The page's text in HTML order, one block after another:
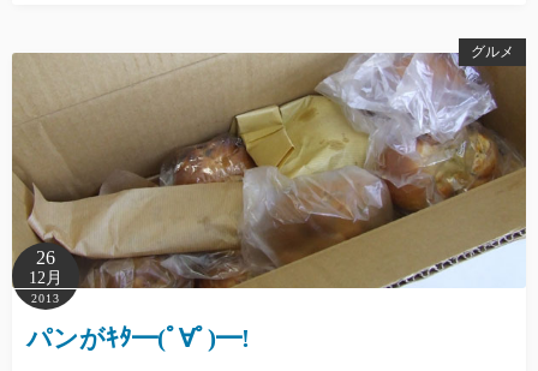
グルメ
26
12月
2013
パンがｷﾀ━(ﾟ∀ﾟ)━!